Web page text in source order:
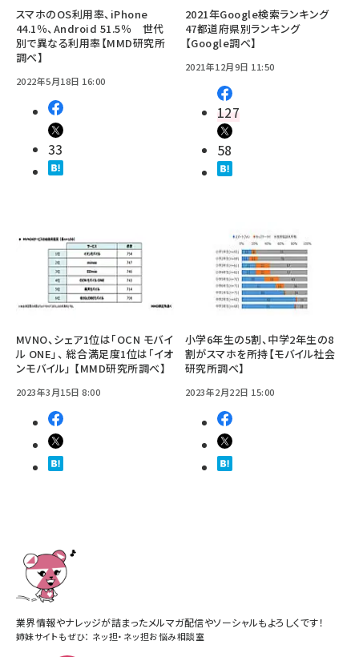
スマホのOS利用率、iPhone
44.1％、Android 51.5％ 世代
別で異なる利用率【MMD研究所
調べ】
2022年5月18日 16:00
33
2021年Google検索ランキング
47都道府県別ランキング
【Google調べ】
2021年12月9日 11:50
127
58
MVNO、シェア1位は「OCN モバイ
ル ONE」、 総合満足度1位は「イオ
ンモバイル」 【MMD研究所調べ】
2023年3月15日 8:00
小学6年生の5割、中学2年生の8
割がスマホを所持【モバイル社会
研究所調べ】
2023年2月22日 15:00
業界情報やナレッジが詰まったメルマガ配信やソーシャルもよろしくです！
姉妹サイトもぜひ： ネッ担・ ネッ担お悩み相談室